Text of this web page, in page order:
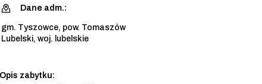
Dane adm.:
gm. Tyszowce, pow. Tomaszów
Lubelski, woj. lubelskie